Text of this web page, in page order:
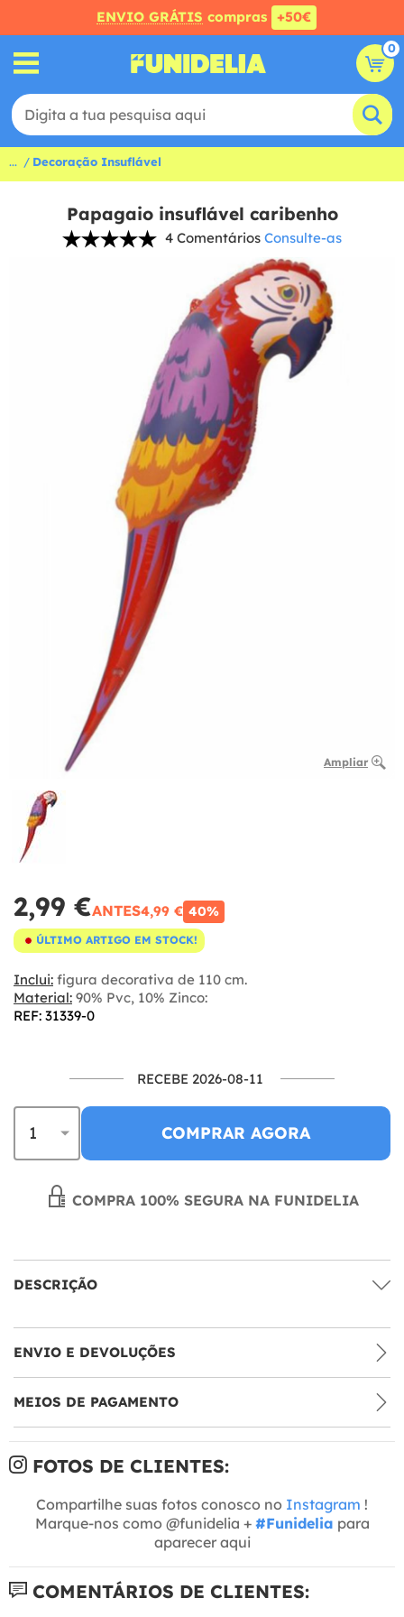
ENVIO GRÁTIS compras +50€
0
... Decoração Insuflável
Papagaio insuflável caribenho
4 Comentários Consulte-as
Ampliar
2,99 €ANTES4,99 € 40%
ÚLTIMO ARTIGO EM STOCK!
Inclui: figura decorativa de 110 cm.
Material: 90% Pvc, 10% Zinco:
REF: 31339-0
RECEBE 2026-08-11
COMPRAR AGORA
COMPRA 100% SEGURA NA FUNIDELIA
DESCRIÇÃO
ENVIO E DEVOLUÇÕES
MEIOS DE PAGAMENTO
FOTOS DE CLIENTES:
Compartilhe suas fotos conosco no Instagram !
Marque-nos como @funidelia + #Funidelia para
aparecer aqui
COMENTÁRIOS DE CLIENTES: